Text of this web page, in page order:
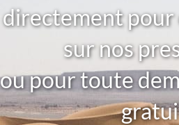
directement pour
sur nos
ou pour toute